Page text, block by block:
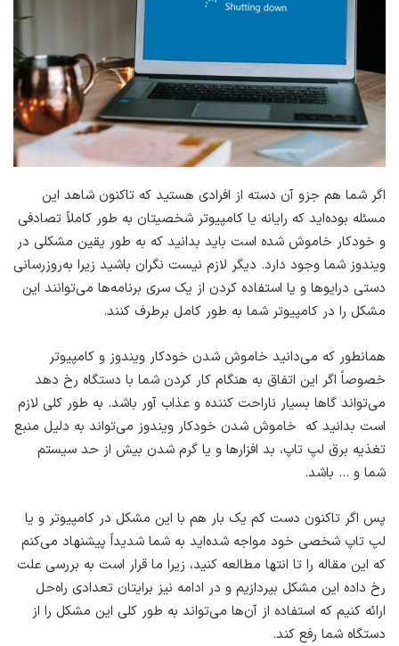
اگر شما هم جزو آن دسته از افرادی هستید که تاکنون شاهد این
مسئله بوده‌اید که رایانه یا کامپیوتر شخصیتان به طور کاملاً تصادفی
و خودکار خاموش شده است باید بدانید که به طور یقین مشکلی در
ویندوز شما وجود دارد. دیگر لازم نیست نگران باشید زیرا به‌روزرسانی‌
دستی درایوها و یا استفاده کردن از یک سری برنامه‌ها می‌توانند این
مشکل را در کامپیوتر شما به طور کامل برطرف کنند.
همانطور که می‌دانید خاموش شدن خودکار ویندوز و کامپیوتر
خصوصاً اگر این اتفاق به هنگام کار کردن شما با دستگاه رخ دهد
می‌تواند گاها بسیار ناراحت کننده و عذاب آور باشد. به طور کلی لازم
است بدانید که خاموش شدن خودکار ویندوز می‌تواند به دلیل منبع
تغذیه برق لپ تاپ، بد افزارها و یا گرم شدن بیش از حد سیستم
شما و … باشد.
پس اگر تاکنون دست کم یک بار هم با این مشکل در کامپیوتر و یا
لپ تاپ شخصی خود مواجه شده‌اید به شما شدیداً پیشنهاد می‌کنم
که این مقاله را تا انتها مطالعه کنید، زیرا ما قرار است به بررسی علت
رخ داده این مشکل بپردازیم و در ادامه نیز برایتان تعدادی راه‌حل
ارائه کنیم که استفاده از آن‌ها می‌تواند به طور کلی این مشکل را از
دستگاه شما رفع کند.